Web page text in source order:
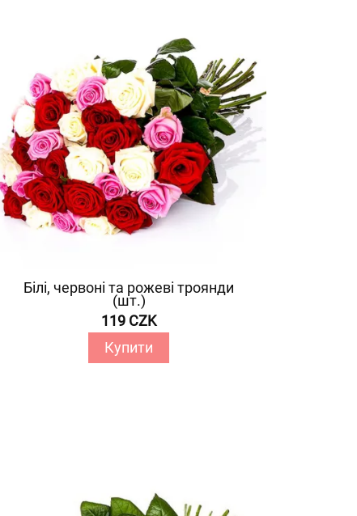
Білі, червоні та рожеві троянди
(шт.)
119 CZK
Купити